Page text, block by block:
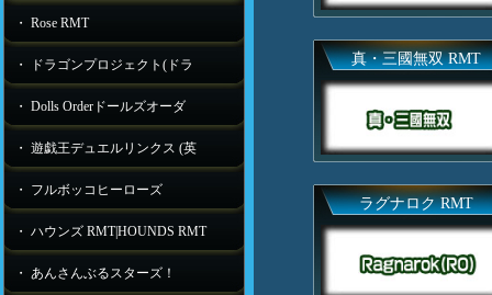
・ Rose RMT
・ ドラゴンプロジェクト(ドラ
・ Dolls Orderドールズオーダ
・ 遊戯王デュエルリンクス (英
・ フルボッコヒーローズ
・ ハウンズ RMT|HOUNDS RMT
・ あんさんぶるスターズ！
真・三國無双 RMT
ラグナロク RMT